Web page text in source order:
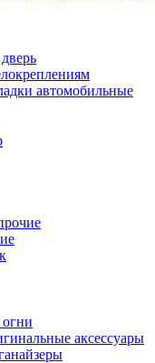
автомобильные
аксессуары